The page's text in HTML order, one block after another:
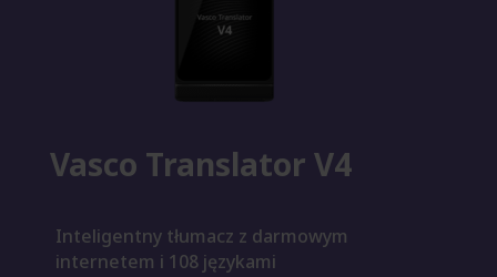
Vasco Translator V4
Inteligentny tłumacz z darmowym
internetem i 108 językami